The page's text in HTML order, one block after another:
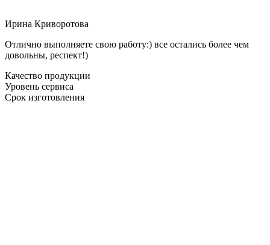
Ирина Криворотова
Отлично выполняете свою работу:) все остались более чем
довольны, респект!)
Качество продукции
Уровень сервиса
Срок изготовления